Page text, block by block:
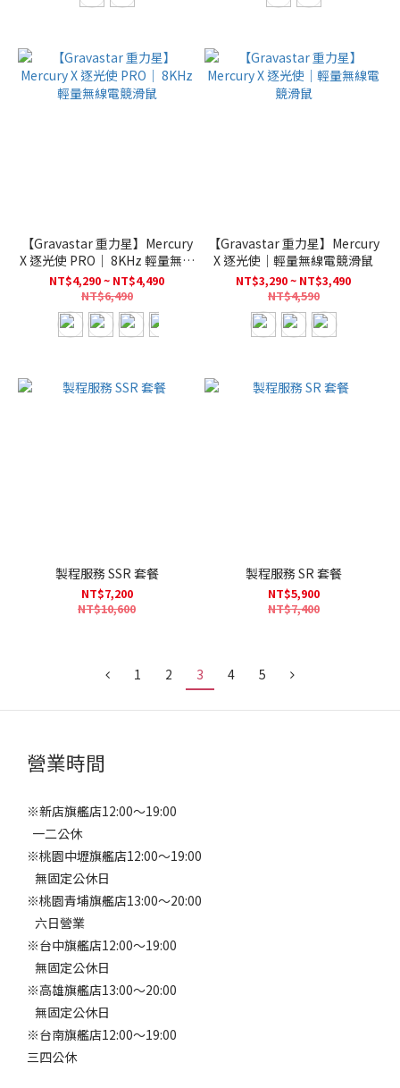
【Gravastar 重力星】Mercury
X 逐光使 PRO｜ 8KHz 輕量無線
電競滑鼠
NT$4,290 ~ NT$4,490
NT$6,490
【Gravastar 重力星】Mercury
X 逐光使｜輕量無線電競滑鼠
NT$3,290 ~ NT$3,490
NT$4,590
製程服務 SSR 套餐
NT$7,200
NT$10,600
製程服務 SR 套餐
NT$5,900
NT$7,400
1 2 3 4 5
營業時間
※新店旗艦店12:00～19:00
一二公休
※桃園中壢旗艦店12:00～19:00
無固定公休日
※桃園青埔旗艦店13:00～20:00
六日營業
※台中旗艦店12:00～19:00
無固定公休日
※高雄旗艦店13:00～20:00
無固定公休日
※台南旗艦店12:00～19:00
三四公休